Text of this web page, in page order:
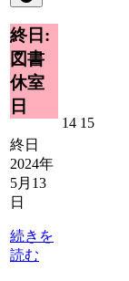
5
月
13
日
の
イ
ベ
ン
ト)
終日:
図書
休室
日
終日
2024年
5月13
日
続きを
読む
142024
152024